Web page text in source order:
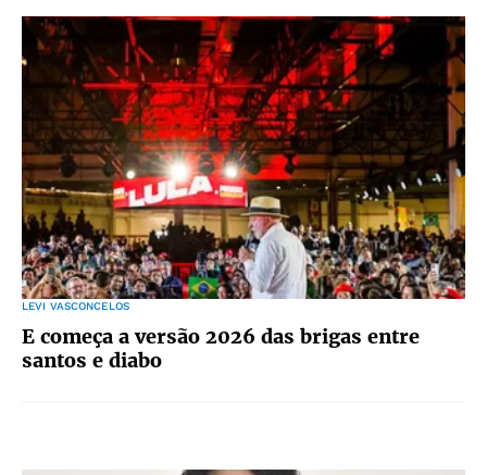
LEVI VASCONCELOS
E começa a versão 2026 das brigas entre
santos e diabo